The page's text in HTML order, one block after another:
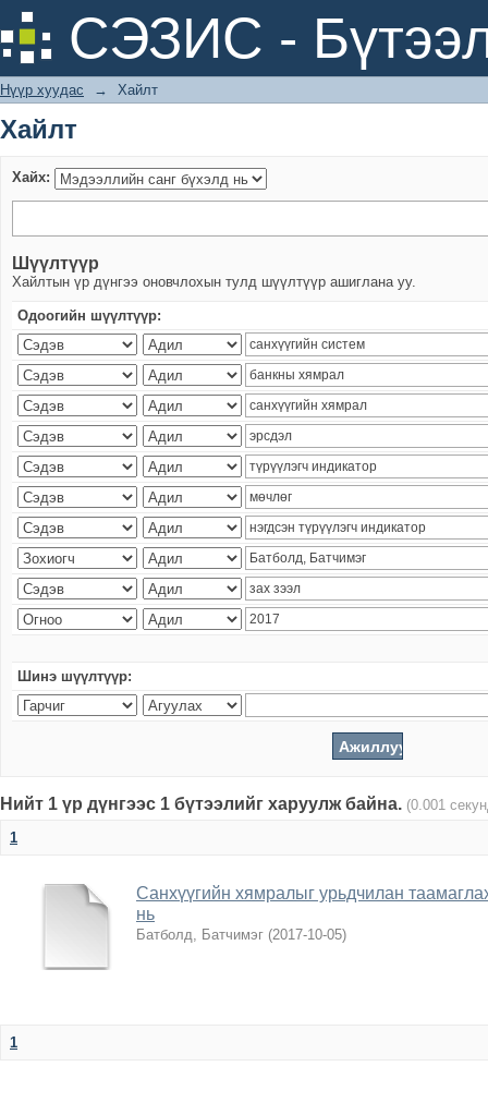
СЭЗИС -
Хайлт
Нүүр хуудас → Хайлт
Хайлт
Хайх:
Шүүлтүүр
Хайлтын үр дүнгээ оновчлохын тулд шүүлтүүр ашиглана уу.
Одоогийн шүүлтүүр:
Шинэ шүүлтүүр:
Нийт 1 үр дүнгээс 1 бүтээлийг харуулж байна. (0.001
1
Санхүүгийн хямралыг урьдчилан
нь
Батболд, Батчимэг (2017-10-05)
1